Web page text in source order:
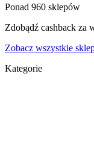
Ponad 960 sklepów
Zdobądź cashback za
Zobacz wszystkie
Kategorie